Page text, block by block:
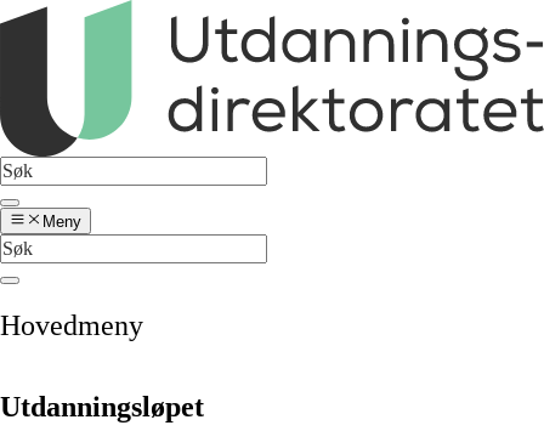
Meny
Hovedmeny
Utdanningsløpet